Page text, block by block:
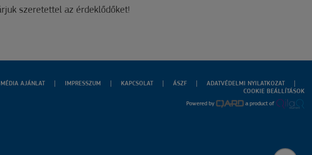
szeretettel az érdeklődőket!
MÉDIA AJÁNLAT IMPRESSZUM KAPCSOLAT ÁSZF
ADATVÉDELMI NYILATKOZAT
COOKIE BEÁLLÍTÁSOK
Powered by a product of